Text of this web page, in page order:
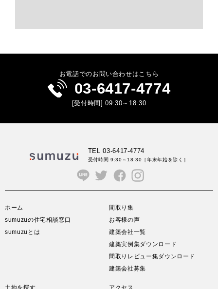
お電話でのお問い合わせはこちら
03-6417-4774
[受付時間] 09:30～18:30
TEL 03-6417-4774
受付時間 9:30～18:30 ［年末年始を除く］
ホーム
sumuzuの住宅相談窓口
sumuzuとは
間取り集
お客様の声
建築会社一覧
建築実例集ダウンロード
間取りレビュー集ダウンロード
建築会社募集
土地を探す アクセス